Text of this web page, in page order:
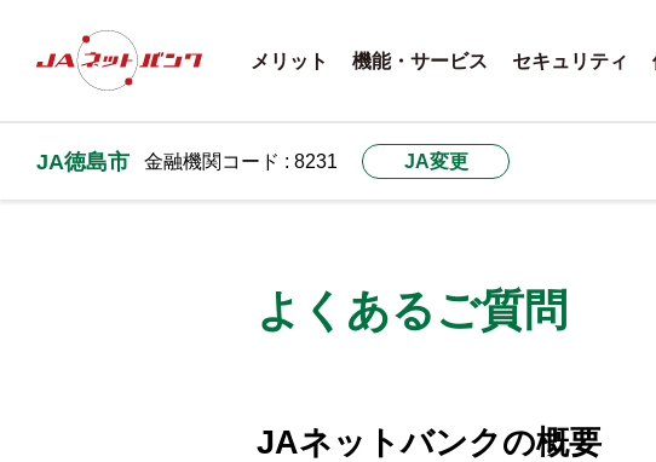
メリット 機能・サービス セキュリティ
JA徳島市 金融機関コード : 8231 JA変更
よくあるご質問
JAネットバンクの概要